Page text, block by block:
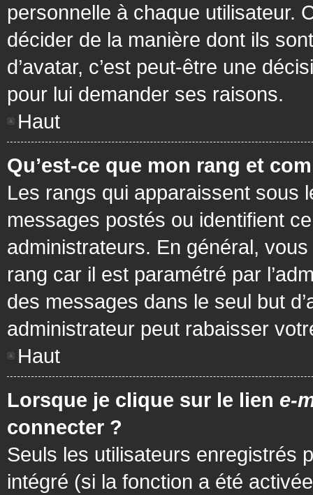
personnelle à chaque utilisateur.
décider de la manière dont ils
d’avatar, c’est peut-être une
pour lui demander ses raisons.
Haut
Qu’est-ce que mon rang et
Les rangs qui apparaissent sous
messages postés ou identifient
administrateurs. En général,
rang car il est paramétré par
des messages dans le seul but
administrateur peut rabaisser
Haut
Lorsque je clique sur le lien e-
connecter ?
Seuls les utilisateurs enregistrés
intégré (si la fonction a été